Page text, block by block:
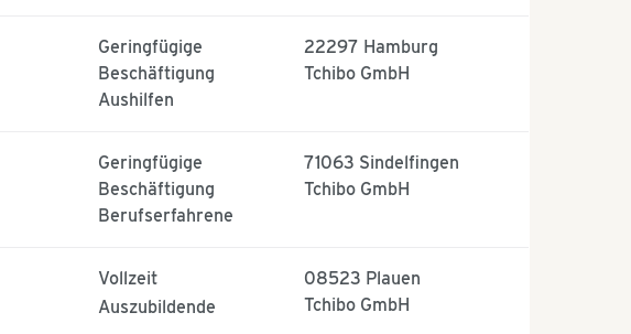
Geringfügige
Beschäftigung
Aushilfen
22297 Hamburg
Tchibo GmbH
Geringfügige
Beschäftigung
Berufserfahrene
71063 Sindelfingen
Tchibo GmbH
Vollzeit
Auszubildende
08523 Plauen
Tchibo GmbH